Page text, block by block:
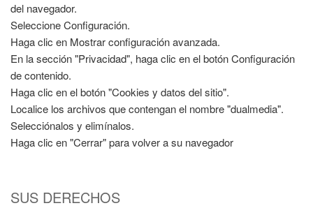
del navegador.
Seleccione Configuración.
Haga clic en Mostrar configuración avanzada.
En la sección "Privacidad", haga clic en el botón Configuración
de contenido.
Haga clic en el botón "Cookies y datos del sitio".
Localice los archivos que contengan el nombre "dualmedia".
Selecciónalos y elimínalos.
Haga clic en "Cerrar" para volver a su navegador
SUS DERECHOS